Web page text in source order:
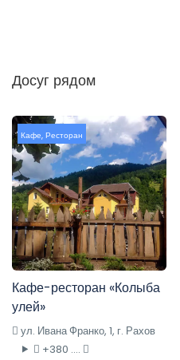
Досуг рядом
Кафе, Ресторан
Кафе-ресторан «Колыба
улей»
ул. Ивана Франко, 1, г. Рахов
+380 ....